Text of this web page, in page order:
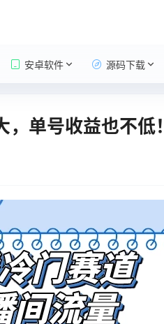
安卓软件 源码下载
单号收益也不低！